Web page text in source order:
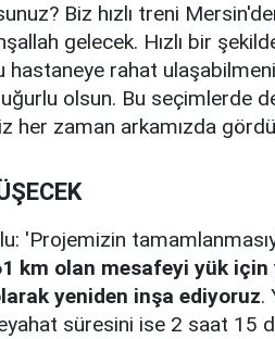
Biz hızlı treni
gelecek. Hızlı bir
hastaneye rahat
uğurlu olsun. Bu seçimlerde
her zaman arkamızda
'Projemizin
km olan mesafeyi yük
yeniden inşa ediyoruz.
süresini ise 2 saat 15